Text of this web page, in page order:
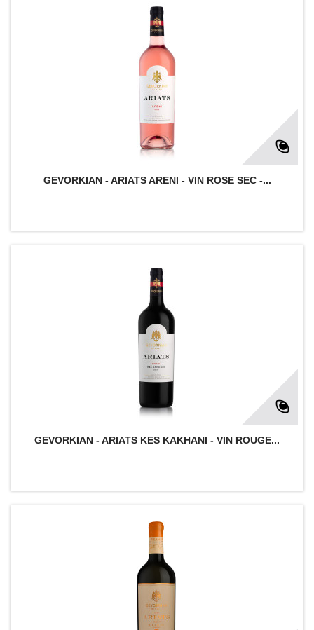
GEVORKIAN - ARIATS ARENI - VIN ROSE SEC -...
GEVORKIAN - ARIATS KES KAKHANI - VIN ROUGE...